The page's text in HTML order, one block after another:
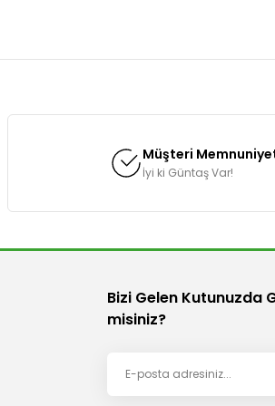
Müşteri
İyi ki Güntaş Var!
Bizi Gelen Kutunuzda
misiniz?